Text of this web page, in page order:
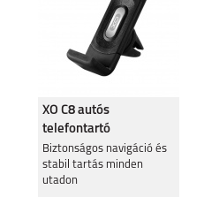
A54S
A16 S RENO 5 5G
XO C8 autós
telefontartó
szellőzőrácsra, Fekete
Biztonságos navigáció és
stabil tartás minden
utadon